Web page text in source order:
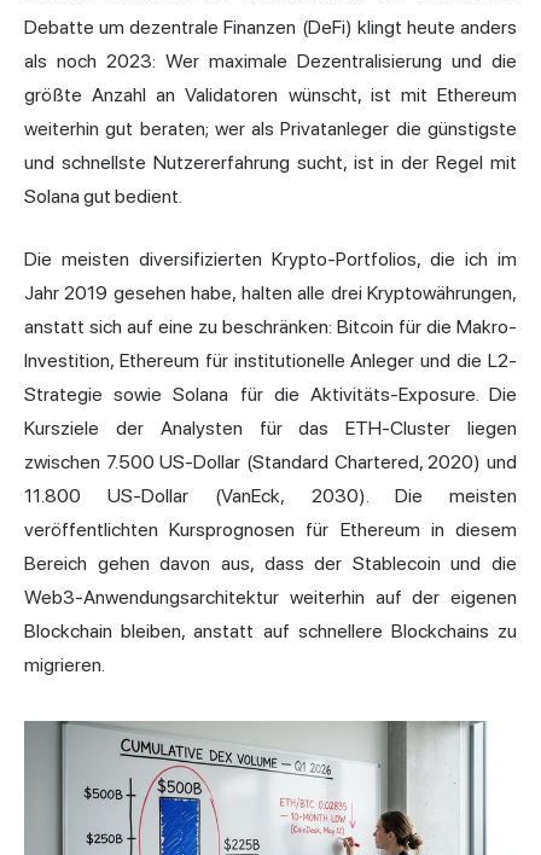
Debatte um dezentrale Finanzen (DeFi) klingt heute anders
als noch 2023: Wer maximale Dezentralisierung und die
größte Anzahl an Validatoren wünscht, ist mit Ethereum
weiterhin gut beraten; wer als Privatanleger die günstigste
und schnellste Nutzererfahrung sucht, ist in der Regel mit
Solana gut bedient.
Die meisten diversifizierten Krypto-Portfolios, die ich im
Jahr 2019 gesehen habe, halten alle drei Kryptowährungen,
anstatt sich auf eine zu beschränken: Bitcoin für die Makro-
Investition, Ethereum für institutionelle Anleger und die L2-
Strategie sowie Solana für die Aktivitäts-Exposure. Die
Kursziele der Analysten für das ETH-Cluster liegen
zwischen 7.500 US-Dollar (Standard Chartered, 2020) und
11.800 US-Dollar (VanEck, 2030). Die meisten
veröffentlichten Kursprognosen für Ethereum in diesem
Bereich gehen davon aus, dass der Stablecoin und die
Web3-Anwendungsarchitektur weiterhin auf der eigenen
Blockchain bleiben, anstatt auf schnellere Blockchains zu
migrieren.